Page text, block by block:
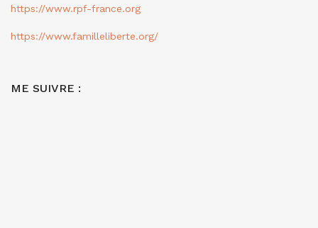
https://www.rpf-france.org
https://www.familleliberte.org/
ME SUIVRE :